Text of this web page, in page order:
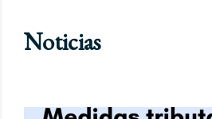
Noticias